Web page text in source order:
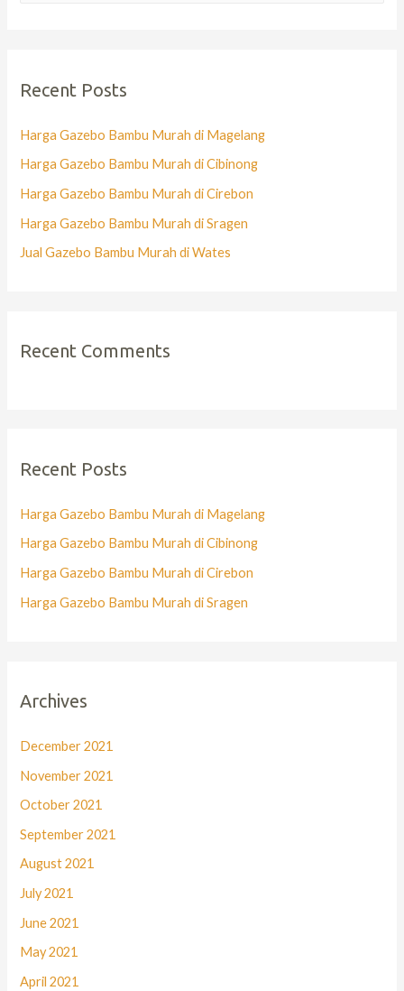
Recent Posts
Harga Gazebo Bambu Murah di Magelang
Harga Gazebo Bambu Murah di Cibinong
Harga Gazebo Bambu Murah di Cirebon
Harga Gazebo Bambu Murah di Sragen
Jual Gazebo Bambu Murah di Wates
Recent Comments
Recent Posts
Harga Gazebo Bambu Murah di Magelang
Harga Gazebo Bambu Murah di Cibinong
Harga Gazebo Bambu Murah di Cirebon
Harga Gazebo Bambu Murah di Sragen
Archives
December 2021
November 2021
October 2021
September 2021
August 2021
July 2021
June 2021
May 2021
April 2021